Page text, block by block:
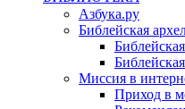
Азбука.ру
Библейская
Миссия в
Приход в